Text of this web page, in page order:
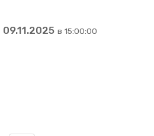
09.11.2025 в 15:00:00